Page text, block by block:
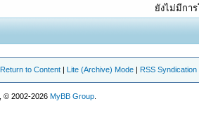
ยังไม่มีกา
Return to Content | Lite (Archive) Mode | RSS Syndication
, © 2002-2026MyBB Group